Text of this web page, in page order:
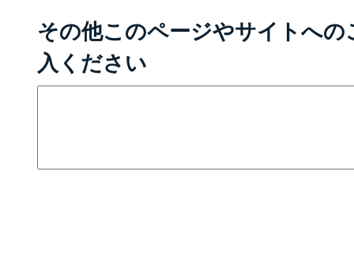
その他このページやサイトへ
入ください